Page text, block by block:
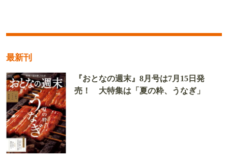
最新刊
『おとなの週末』8月号は7月15日発
売！ 大特集は「夏の粋、うなぎ」